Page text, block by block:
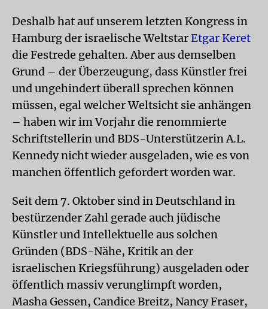
Deshalb hat auf unserem letzten Kongress in
Hamburg der israelische WeltstarEtgar Keret
die Festrede gehalten. Aber aus demselben
Grund – der Überzeugung, dass Künstler frei
und ungehindert überall sprechen können
müssen, egal welcher Weltsicht sie anhängen
– haben wir im Vorjahr die renommierte
Schriftstellerin und BDS-Unterstützerin A.L.
Kennedy nicht wieder ausgeladen, wie es von
manchen öffentlich gefordert worden war.
Seit dem 7. Oktober sind in Deutschland in
bestürzender Zahl gerade auch jüdische
Künstler und Intellektuelle aus solchen
Gründen (BDS-Nähe, Kritik an der
israelischen Kriegsführung) ausgeladen oder
öffentlich massiv verunglimpft worden,
Masha Gessen, Candice Breitz, Nancy Fraser,